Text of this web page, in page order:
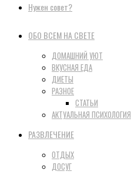
Нужен совет?
ОБО ВСЕМ НА СВЕТЕ
ДОМАШНИЙ УЮТ
ВКУСНАЯ ЕДА
ДИЕТЫ
РАЗНОЕ
СТАТЬИ
АКТУАЛЬНАЯ ПСИХОЛОГИЯ
РАЗВЛЕЧЕНИЕ
ОТДЫХ
ДОСУГ